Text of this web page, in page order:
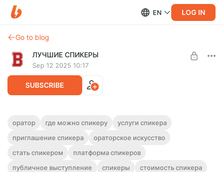
EN LOG IN
Go to blog
ЛУЧШИЕ СПИКЕРЫ
Sep 12 2025 10:17
SUBSCRIBE
Запрос №1997
Проект "Твой путь", Курск, 23-24 сентября
Тема "Начни свой бизнес в социальной сфере: 7 шагов к
успеху"
Участники: молодежь от 18 до 35 лет
Level required:
SUBSCRIBE
оратор где можно спикеру
услуги спикера
приглашение спикера
ораторское искусство
стать спикером
платформа спикеров
публичное выступление
спикеры стоимость спикера